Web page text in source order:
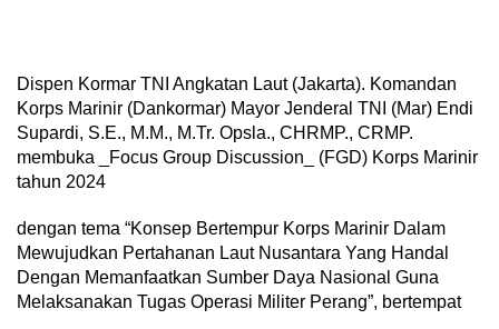
Dispen Kormar TNI Angkatan Laut (Jakarta). Komandan
Korps Marinir (Dankormar) Mayor Jenderal TNI (Mar) Endi
Supardi, S.E., M.M., M.Tr. Opsla., CHRMP., CRMP.
membuka _Focus Group Discussion_ (FGD) Korps Marinir
tahun 2024
dengan tema “Konsep Bertempur Korps Marinir Dalam
Mewujudkan Pertahanan Laut Nusantara Yang Handal
Dengan Memanfaatkan Sumber Daya Nasional Guna
Melaksanakan Tugas Operasi Militer Perang”, bertempat